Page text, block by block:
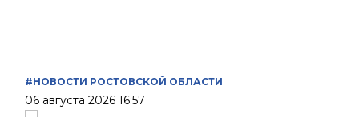
#НОВОСТИ РОСТОВСКОЙ ОБЛАСТИ
06 августа 2026 16:57